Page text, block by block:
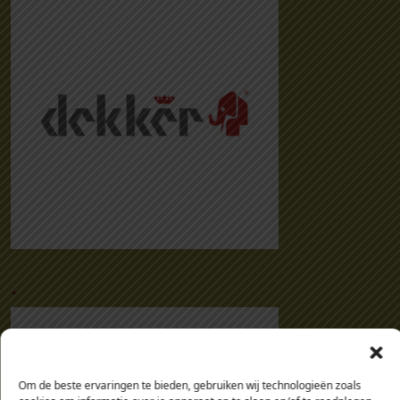
Om de beste ervaringen te bieden, gebruiken wij technologieën zoals
.